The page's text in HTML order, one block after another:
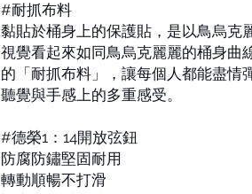
#耐抓布料
黏貼於桶身上的保護貼，是以鳥烏克
視覺看起來如同鳥烏克麗麗的桶身曲
的「耐抓布料」，讓每個人都能盡情
聽覺與手感上的多重感受。
#德榮1：14開放弦鈕
防腐防鏽堅固耐用
轉動順暢不打滑